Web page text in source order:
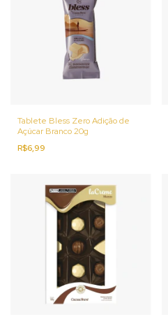
Tablete Bless Zero Adição de
Açúcar Branco 20g
R$6,99